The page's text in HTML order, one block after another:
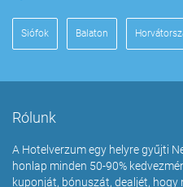
Siófok Balaton
Rólunk
A Hotelverzum egy helyre gyűjti
honlap minden 50-90%
kuponját, bónuszát, dealjét, hogy